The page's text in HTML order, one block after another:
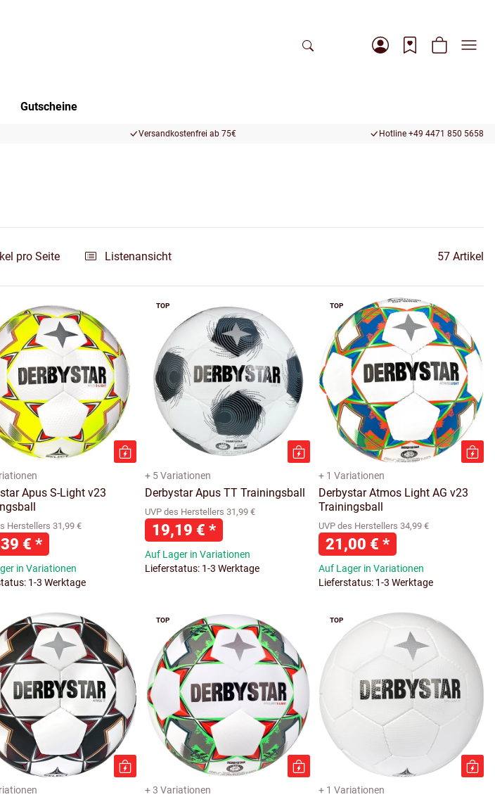
Gutscheine
Versandkostenfrei ab 75€ Hotline +49 4471 850 5658
pro Seite Listenansicht 57 Artikel
Apus S-Light v23
Herstellers 31,99 €
€ *
in Variationen
1-3 Werktage
TOP
+ 5 Variationen
Derbystar Apus TT Trainingsball
UVP des Herstellers 31,99 €
19,19 € *
Auf Lager in Variationen
Lieferstatus: 1-3 Werktage
TOP
+ 1 Variationen
Derbystar Atmos Light AG v23
Trainingsball
UVP des Herstellers 34,99 €
21,00 € *
Auf Lager in Variationen
Lieferstatus: 1-3 Werktage
TOP
+ 3 Variationen
TOP
+ 1 Variationen